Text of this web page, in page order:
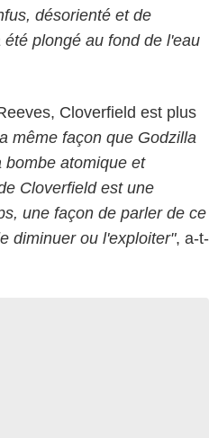
désorienté et de
plongé au fond de l'eau
Cloverfield est plus
même façon que Godzilla
bombe atomique et
Cloverfield est une
une façon de parler de ce
diminuer ou l'exploiter", a-t-